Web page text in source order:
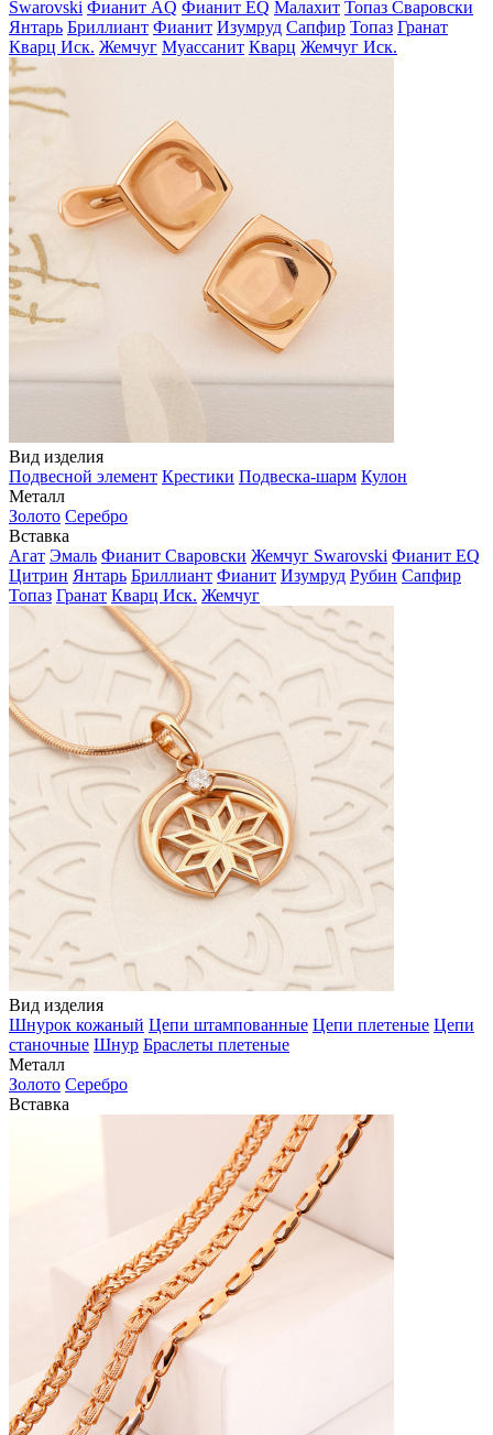
Swarovski Фианит AQ Фианит EQ Малахит Топаз Сваровски
Янтарь Бриллиант Фианит Изумруд Сапфир Топаз Гранат
Кварц Иск. Жемчуг Муассанит Кварц Жемчуг Иск.
Вид изделия
Подвесной элемент Крестики Подвеска-шарм Кулон
Металл
Золото Серебро
Вставка
Агат Эмаль Фианит Сваровски Жемчуг Swarovski Фианит EQ
Цитрин Янтарь Бриллиант Фианит Изумруд Рубин Сапфир
Топаз Гранат Кварц Иск. Жемчуг
Вид изделия
Шнурок кожаный Цепи штампованные Цепи плетеные Цепи
станочные Шнур Браслеты плетеные
Металл
Золото Серебро
Вставка